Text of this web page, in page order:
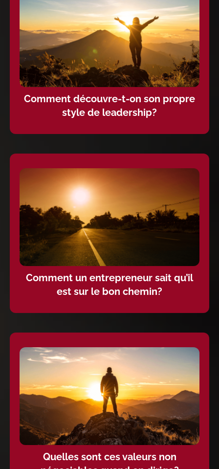
Comment découvre-t-on son propre
style de leadership?
Comment un entrepreneur sait qu’il
est sur le bon chemin?
Quelles sont ces valeurs non